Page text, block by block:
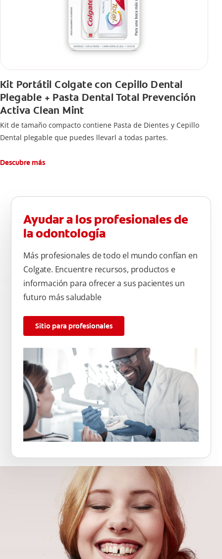
Kit Portátil Colgate con Cepillo Dental
Plegable + Pasta Dental Total Prevención
Activa Clean Mint
Kit de tamaño compacto contiene Pasta de Dientes y Cepillo
Dental plegable que puedes llevarl a todas partes.
Descubre más
Ayudar a los profesionales de
la odontología
Más profesionales de todo el mundo confían en
Colgate. Encuentre recursos, productos e
información para ofrecer a sus pacientes un
futuro más saludable
Sitio para profesionales